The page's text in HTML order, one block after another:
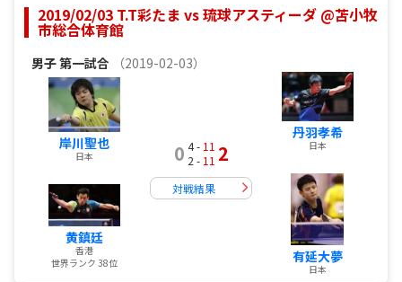
2019/02/03 T.T彩たま vs 琉球アスティーダ @苫小牧
市総合体育館
男子第一試合 （2019-02-03）
岸川聖也
日本
黄鎮廷
香港
世界ランク 38位
0 4 - 11
2 - 11 2
対戦結果
丹羽孝希
日本
有延大夢
日本